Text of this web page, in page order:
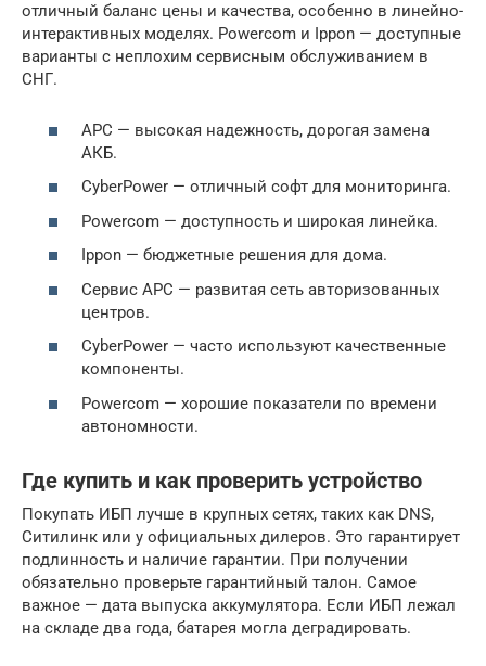
отличный баланс цены и качества, особенно в линейно-
интерактивных моделях. Powercom и Ippon — доступные
варианты с неплохим сервисным обслуживанием в
СНГ.
APC — высокая надежность, дорогая замена
АКБ.
CyberPower — отличный софт для мониторинга.
Powercom — доступность и широкая линейка.
Ippon — бюджетные решения для дома.
Сервис APC — развитая сеть авторизованных
центров.
CyberPower — часто используют качественные
компоненты.
Powercom — хорошие показатели по времени
автономности.
Где купить и как проверить устройство
Покупать ИБП лучше в крупных сетях, таких как DNS,
Ситилинк или у официальных дилеров. Это гарантирует
подлинность и наличие гарантии. При получении
обязательно проверьте гарантийный талон. Самое
важное — дата выпуска аккумулятора. Если ИБП лежал
на складе два года, батарея могла деградировать.